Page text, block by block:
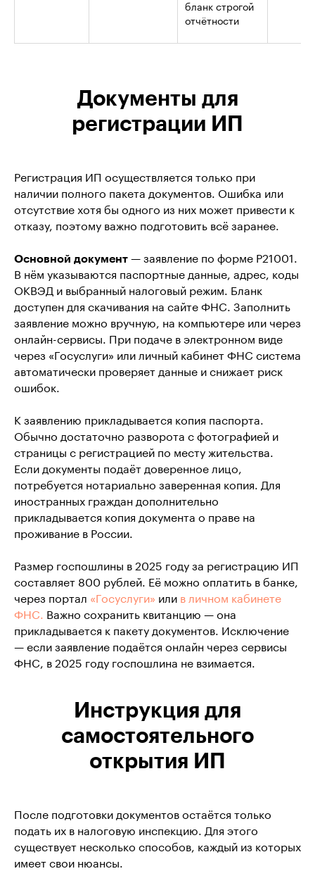
бланк строгой
отчётности
Документы для
регистрации ИП
Регистрация ИП осуществляется только при
наличии полного пакета документов. Ошибка или
отсутствие хотя бы одного из них может привести к
отказу, поэтому важно подготовить всё заранее.
Основной документ — заявление по форме Р21001.
В нём указываются паспортные данные, адрес, коды
ОКВЭД и выбранный налоговый режим. Бланк
доступен для скачивания на сайте ФНС. Заполнить
заявление можно вручную, на компьютере или через
онлайн-сервисы. При подаче в электронном виде
через «Госуслуги» или личный кабинет ФНС система
автоматически проверяет данные и снижает риск
ошибок.
К заявлению прикладывается копия паспорта.
Обычно достаточно разворота с фотографией и
страницы с регистрацией по месту жительства.
Если документы подаёт доверенное лицо,
потребуется нотариально заверенная копия. Для
иностранных граждан дополнительно
прикладывается копия документа о праве на
проживание в России.
Размер госпошлины в 2025 году за регистрацию ИП
составляет 800 рублей. Её можно оплатить в банке,
через портал «Госуслуги» или в личном кабинете
ФНС. Важно сохранить квитанцию — она
прикладывается к пакету документов. Исключение
— если заявление подаётся онлайн через сервисы
ФНС, в 2025 году госпошлина не взимается.
Инструкция для
самостоятельного
открытия ИП
После подготовки документов остаётся только
подать их в налоговую инспекцию. Для этого
существует несколько способов, каждый из которых
имеет свои нюансы.